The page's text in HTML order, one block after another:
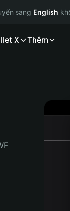
sang English
X Thêm